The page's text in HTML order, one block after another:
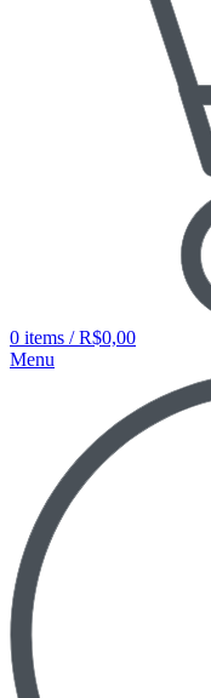
0 items / R$0,00
Menu